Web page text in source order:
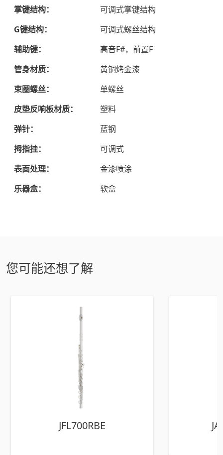
掌键结构：
可调式掌键结构
G键结构：
可调式螺丝结构
辅助键：
高音F#，前置F
管身材质：
黄铜烤金漆
束圈螺丝：
单螺丝
皮垫反响板材质：
塑料
弹针：
蓝钢
拇指挂：
可调式
表面处理：
金漆喷涂
乐器盒：
软盒
您可能还想了解
JFL700RBE